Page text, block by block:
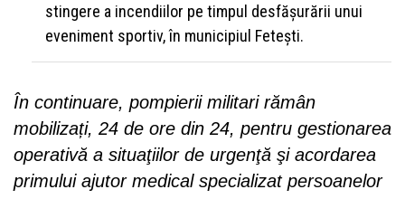
stingere a incendiilor pe timpul desfășurării unui
eveniment sportiv, în municipiul Fetești.
În continuare, pompierii militari rămân
mobilizați, 24 de ore din 24, pentru gestionarea
operativă a situaţiilor de urgenţă şi acordarea
primului ajutor medical specializat persoanelor